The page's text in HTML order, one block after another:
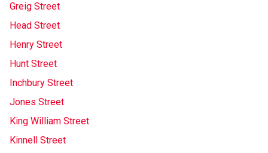
Greig Street
Head Street
Henry Street
Hunt Street
Inchbury Street
Jones Street
King William Street
Kinnell Street